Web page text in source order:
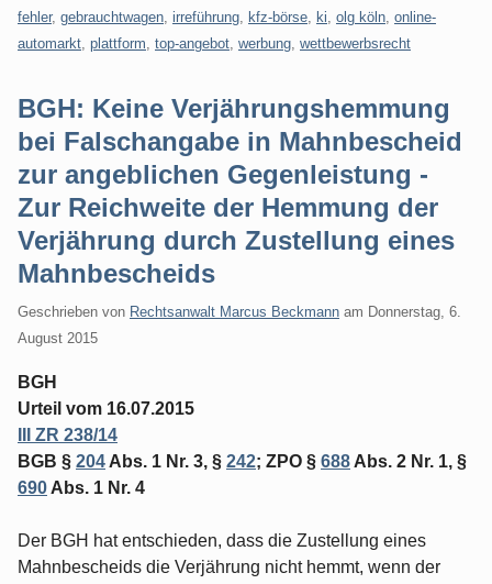
fehler, gebrauchtwagen irreführung kfz-börse ki olg köln online-
automarkt plattform top-angebot werbung wettbewerbsrecht
BGH: Keine Verjährungshemmung
bei Falschangabe in Mahnbescheid
zur angeblichen Gegenleistung -
Zur Reichweite der Hemmung der
Verjährung durch Zustellung eines
Mahnbescheids
Geschrieben von Rechtsanwalt Marcus Beckmann am Donnerstag, 6.
August 2015
BGH
Urteil vom 16.07.2015
III ZR 238/14
BGB § 204 Abs. 1 Nr. 3, § 242; ZPO § 688 Abs. 2 Nr. 1, §
690 Abs. 1 Nr. 4
Der BGH hat entschieden, dass die Zustellung eines
Mahnbescheids die Verjährung nicht hemmt, wenn der